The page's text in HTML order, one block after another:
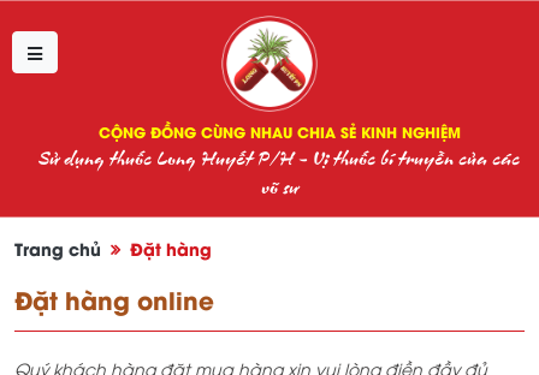
CỘNG ĐỒNG CÙNG NHAU CHIA SẺ KINH NGHIỆM
Sử dụng thuốc Long Huyết P/H - Vị thuốc bí truyền của các
võ sư
Trang chủ Đặt hàng
Đặt hàng online
Quý khách hàng đặt mua hàng xin vui lòng điền đầy đủ